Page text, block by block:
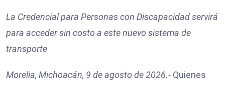
La Credencial para Personas con Discapacidad servirá
para acceder sin costo a este nuevo sistema de
transporte
Morelia, Michoacán, 9 de agosto de 2026.- Quienes